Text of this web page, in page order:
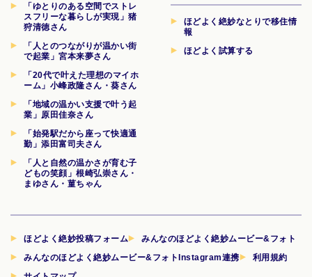
「ゆとりのある空間でストレ
スフリーな暮らしが実現」猪
狩清徳さん
「人とのつながりが温かい街
で起業」宮本来夢さん
「20代で叶えた理想のマイホ
ーム」小峰政隆さん・葵さん
「地域の温かい支援で叶う起
業」原田佳奈さん
「始発駅だから座って快適通
勤」添田富司夫さん
「人と自然の温かさが育む子
どもの笑顔」根崎弘崇さん・
まゆさん・菫ちゃん
ほどよく絶妙なとりで移住情
報
ほどよく試算する
ほどよく絶妙投稿フォーム
みんなのほどよく絶妙ムービー&フォト
みんなのほどよく絶妙ムービー&フォトInstagram連携
利用規約